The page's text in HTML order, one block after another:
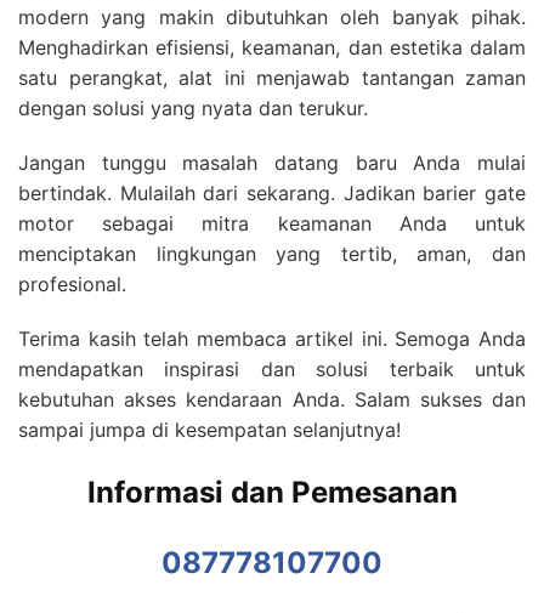
modern yang makin dibutuhkan oleh banyak pihak.
Menghadirkan efisiensi, keamanan, dan estetika dalam
satu perangkat, alat ini menjawab tantangan zaman
dengan solusi yang nyata dan terukur.
Jangan tunggu masalah datang baru Anda mulai
bertindak. Mulailah dari sekarang. Jadikan barier gate
motor sebagai mitra keamanan Anda untuk
menciptakan lingkungan yang tertib, aman, dan
profesional.
Terima kasih telah membaca artikel ini. Semoga Anda
mendapatkan inspirasi dan solusi terbaik untuk
kebutuhan akses kendaraan Anda. Salam sukses dan
sampai jumpa di kesempatan selanjutnya!
Informasi dan Pemesanan
087778107700